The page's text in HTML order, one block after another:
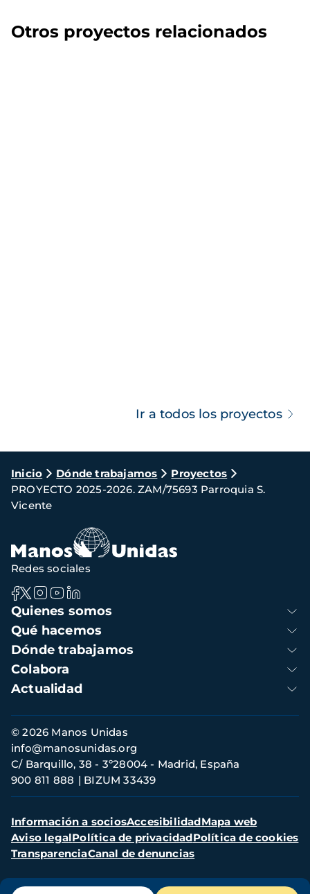
Otros proyectos relacionados
Ir a todos los proyectos
Ruta
de
navegación
Inicio Dónde trabajamos
Proyectos
PROYECTO 2025-2026. ZAM/75693 Parroquia S.
Vicente
Navegación
principal
Quienes somos
Qué hacemos
Dónde trabajamos
Colabora
Actualidad
Redes sociales
Información
de
contacto
© 2026 Manos Unidas
C/ Barquillo, 38 - 3º28004 - Madrid, España
900 811 888
BIZUM 33439
info@manosunidas.org
Menú
secundario
Información a sociosAccesibilidadMapa web
Aviso legalPolítica de privacidadPolítica de cookies
TransparenciaCanal de denuncias